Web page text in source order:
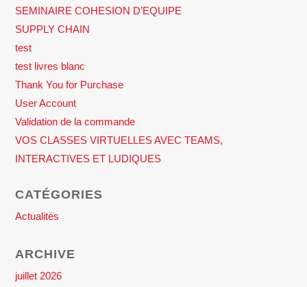
SEMINAIRE COHESION D’EQUIPE
SUPPLY CHAIN
test
test livres blanc
Thank You for Purchase
User Account
Validation de la commande
VOS CLASSES VIRTUELLES AVEC TEAMS,
INTERACTIVES ET LUDIQUES
CATÉGORIES
Actualités
ARCHIVE
juillet 2026